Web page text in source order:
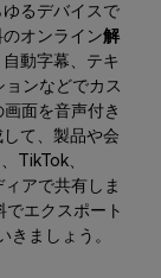
るデバイスで
オンライン解
動字幕、テキ
ンなどでカス
面を音声付き
て、製品や会
TikTok、
アで共有しま
エクスポート
ましょう。